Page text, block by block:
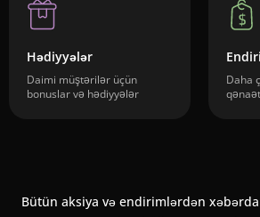
Hədiyyələr
Daimi müştərilər üçün
bonuslar və hədiyyələr
Daha
Bütün aksiya və endirimlərdən